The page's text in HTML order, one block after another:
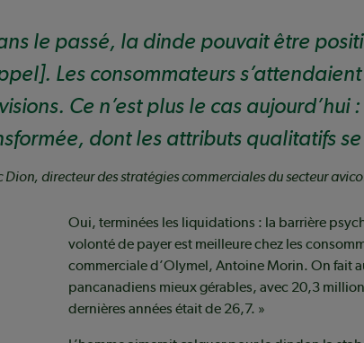
le passé, la dinde pouvait être
Les consommateurs
Ce n’est plus le cas
dont les attributs qualitatifs
Dion, directeur des stratégies commerciales du secteur
Oui, terminées les liquidations : la barrière
volonté de payer est meilleure chez les
commerciale d’Olymel, Antoine Morin. On fait
pancanadiens mieux gérables, avec 20,3
dernières années était de 26,7. »